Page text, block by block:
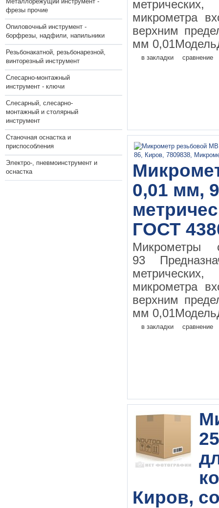
фрезы прочие
Опиловочный инструмент -
борфрезы, надфили, напильники
Резьбонакатной, резьбонарезной,
винторезный инструмент
Слесарно-монтажный
инструмент - ключи
Слесарный, слесарно-
монтажный и столярный
инструмент
Станочная оснастка и
приспособления
Электро-, пневмоинструмент и
оснастка
микрометра
верхним
мм
в закладки сравнение
0,01 мм,
ГОСТ
93
микрометра
верхним
мм
в закладки сравнение
Киров,